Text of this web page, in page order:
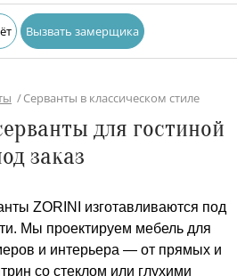
Вызвать замерщика
Серванты в классическом стиле
для гостиной
заказ
ZORINI изготавливаются под
Мы проектируем мебель для
и интерьера — от прямых и
со стеклом или глухими